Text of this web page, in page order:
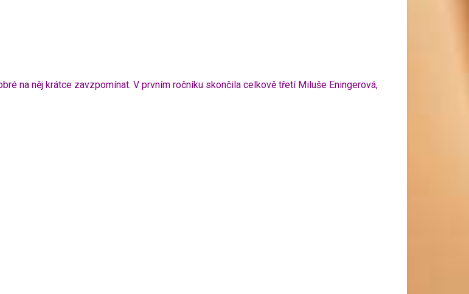
na něj krátce zavzpomínat. V prvním ročníku skončila celkově třetí Miluše Eningerová,